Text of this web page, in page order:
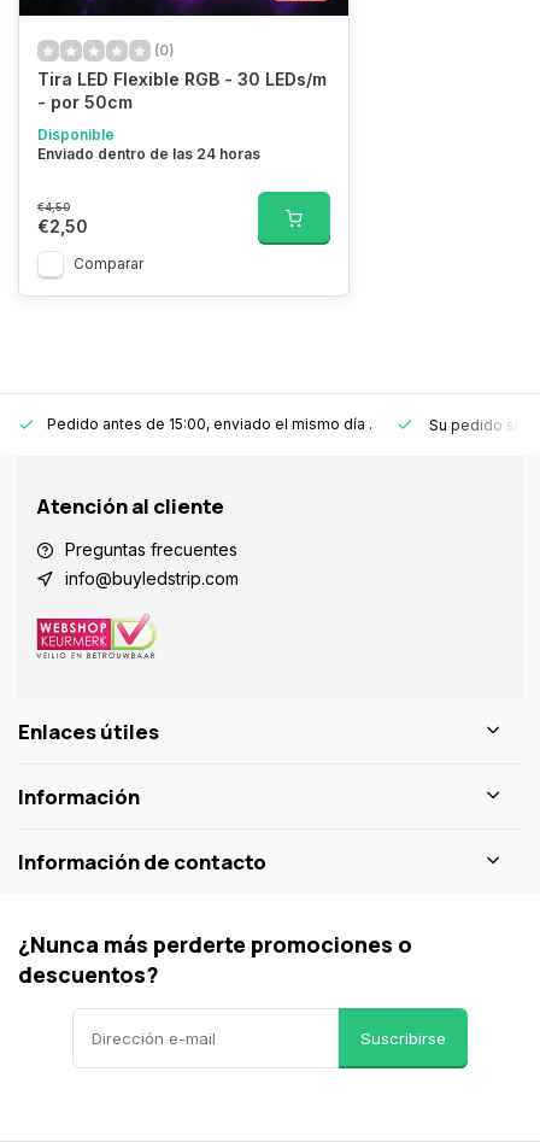
(0)
Tira LED Flexible RGB - 30 LEDs/m
- por 50cm
Disponible
Enviado dentro de las 24 horas
€4,50
€2,50
Comparar
Pedido antes de 15:00, enviado el mismo día . Su pedido
Atención al cliente
Preguntas frecuentes
info@buyledstrip.com
Enlaces útiles
Información
Información de contacto
¿Nunca más perderte promociones o
descuentos?
Suscribirse